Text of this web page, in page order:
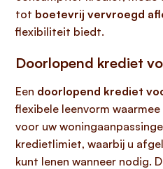
tot boetevrij vervroegd
flexibiliteit biedt.
Doorlopend krediet
Een doorlopend krediet
flexibele leenvorm
voor uw
kredietlimiet, waarbij u
kunt lenen wanneer nodig.